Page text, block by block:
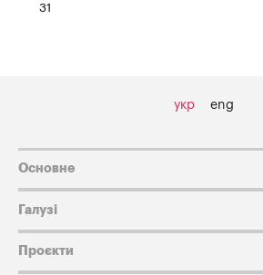
31
укр eng
Основне
Галузі
Проєкти